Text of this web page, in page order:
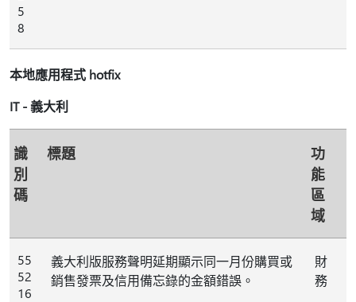
5
8
本地應用程式 hotfix
IT - 義大利
識
別
碼
標題
功
能
區
域
55
52
16
義大利版服務聲明延期顯示同一月份購買或
銷售發票及信用備忘錄的金額錯誤。
財
務